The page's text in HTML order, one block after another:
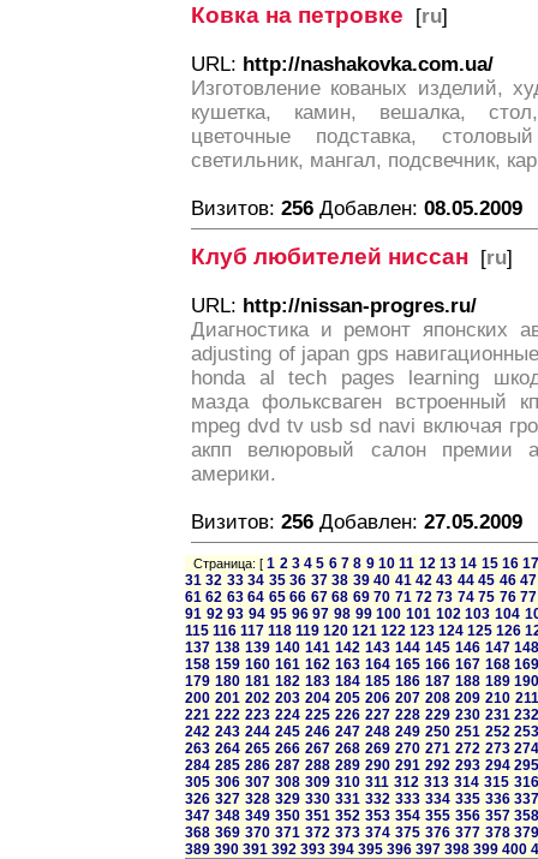
Ковка на петровке [ru]
URL: http://nashakovka.com.ua/
Изготовление кованых изделий,
кушетка, камин, вешалка,
цветочные подставка,
светильник, мангал, подсвечник,
Визитов: 256 Добавлен: 08.05.2009
Клуб любителей ниссан [ru]
URL: http://nissan-progres.ru/
Диагностика и ремонт японских
adjusting of japan gps
honda al tech pages learning
мазда фольксваген встроенный
mpeg dvd tv usb sd navi включая
акпп велюровый салон премии
америки.
Визитов: 256 Добавлен: 27.05.2009
Страница: [1 2 3 4 5 6 7 8 9 10 11 12 13 14 15 16
31 32 33 34 35 36 37 38 39 40 41 42 43 44 45 46 47
61 62 63 64 65 66 67 68 69 70 71 72 73 74 75 76 77
91 92 93 94 95 96 97 98 99 100 101 102 103 104
115 116 117 118 119 120 121 122 123 124 125 126
137 138 139 140 141 142 143 144 145 146 147
158 159 160 161 162 163 164 165 166 167 168
179 180 181 182 183 184 185 186 187 188 189
200 201 202 203 204 205 206 207 208 209 210 211
221 222 223 224 225 226 227 228 229 230 231
242 243 244 245 246 247 248 249 250 251 252
263 264 265 266 267 268 269 270 271 272 273
284 285 286 287 288 289 290 291 292 293 294
305 306 307 308 309 310 311 312 313 314 315 316
326 327 328 329 330 331 332 333 334 335 336
347 348 349 350 351 352 353 354 355 356 357
368 369 370 371 372 373 374 375 376 377 378
389 390 391 392 393 394 395 396 397 398 399 400